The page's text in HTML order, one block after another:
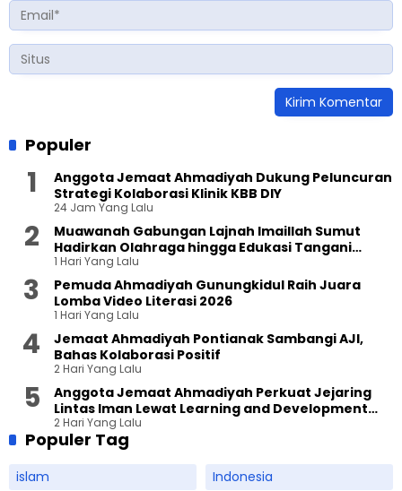
Populer
Anggota Jemaat Ahmadiyah Dukung Peluncuran
Strategi Kolaborasi Klinik KBB DIY
24 Jam Yang Lalu
Muawanah Gabungan Lajnah Imaillah Sumut
Hadirkan Olahraga hingga Edukasi Tangani
Sampah
1 Hari Yang Lalu
Pemuda Ahmadiyah Gunungkidul Raih Juara
Lomba Video Literasi 2026
1 Hari Yang Lalu
Jemaat Ahmadiyah Pontianak Sambangi AJI,
Bahas Kolaborasi Positif
2 Hari Yang Lalu
Anggota Jemaat Ahmadiyah Perkuat Jejaring
Lintas Iman Lewat Learning and Development
Festival di Yogyakarta
2 Hari Yang Lalu
Populer Tag
islam
Indonesia